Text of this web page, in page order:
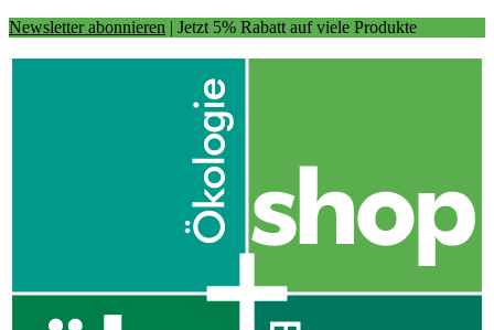
Newsletter abonnieren | Jetzt 5% Rabatt auf viele Produkte